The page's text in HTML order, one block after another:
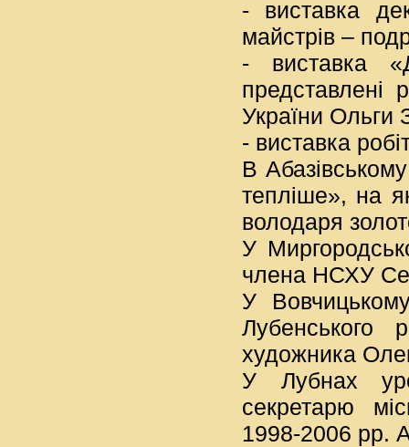
- виставка
майстрів –
- виставка
представлені
України Ольги
- виставка
В
тепліше», на
володаря
У
члена НСХУ
У
Лубенського
художника
У Лубнах
секретарю
1998-2006 рр.